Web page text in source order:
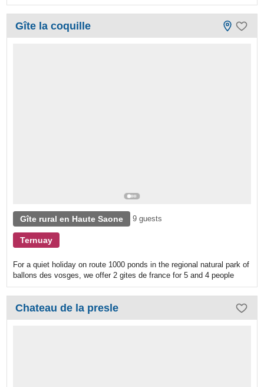
Gîte la coquille
Gîte rural en Haute Saone 9 guests
Ternuay
For a quiet holiday on route 1000 ponds in the regional natural park of
ballons des vosges, we offer 2 gites de france for 5 and 4 people
Chateau de la presle